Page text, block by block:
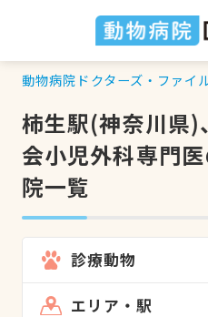
動物病院ドクターズ・ファイ
柿生駅(神奈川県)
会小児外科専門
院一覧
診療動物
エリア・駅